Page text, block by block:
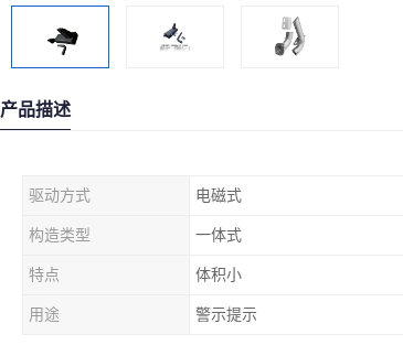
产品描述
驱动方式 电磁式
构造类型 一体式
特点 体积小
用途 警示提示